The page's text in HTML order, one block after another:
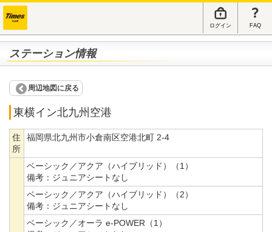
ログイン FAQ
ステーション情報
周辺地図に戻る
東横イン北九州空港
住
所
福岡県北九州市小倉南区空港北町 2-4
ベーシック／アクア（ハイブリッド）（1）
備考： ジュニアシートなし
ベーシック／アクア（ハイブリッド）（2）
備考： ジュニアシートなし
ベーシック／オーラ e-POWER（1）